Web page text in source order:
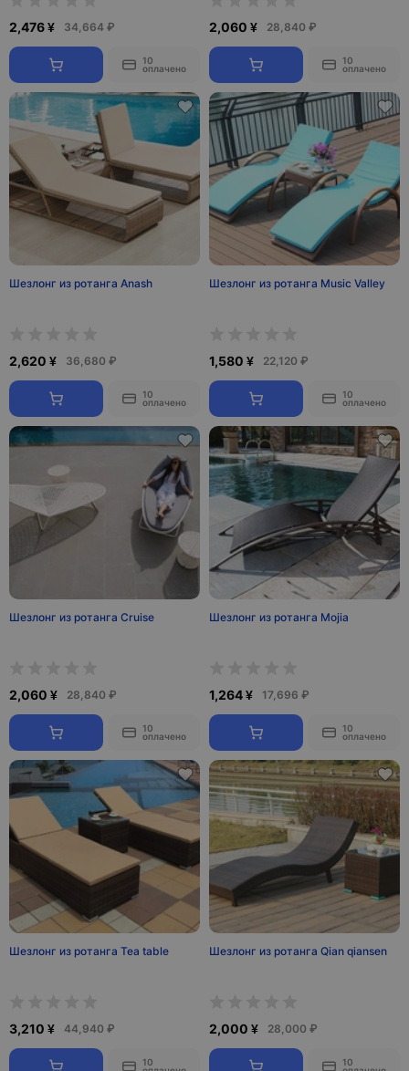
2,476 ¥ 34,664 ₽
10
оплачено
2,060 ¥ 28,840 ₽
10
оплачено
Шезлонг из ротанга Anash
2,620 ¥ 36,680 ₽
10
оплачено
Шезлонг из ротанга Music Valley
1,580 ¥ 22,120 ₽
10
оплачено
Шезлонг из ротанга Cruise
2,060 ¥ 28,840 ₽
10
оплачено
Шезлонг из ротанга Mojia
1,264 ¥ 17,696 ₽
10
оплачено
Шезлонг из ротанга Tea table
3,210 ¥ 44,940 ₽
10
Шезлонг из ротанга Qian qiansen
2,000 ¥ 28,000 ₽
10